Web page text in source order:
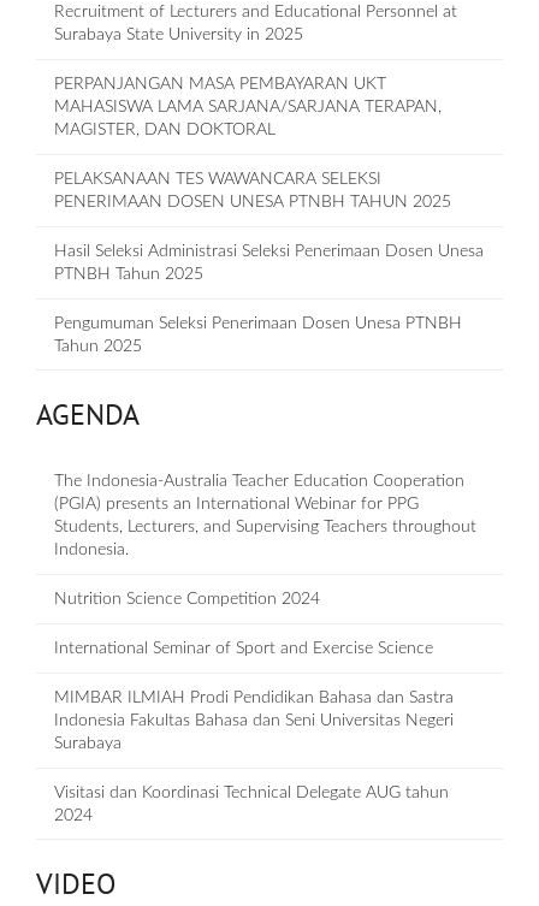
Recruitment of Lecturers and Educational Personnel at
Surabaya State University in 2025
PERPANJANGAN MASA PEMBAYARAN UKT
MAHASISWA LAMA SARJANA/SARJANA TERAPAN,
MAGISTER, DAN DOKTORAL
PELAKSANAAN TES WAWANCARA SELEKSI
PENERIMAAN DOSEN UNESA PTNBH TAHUN 2025
Hasil Seleksi Administrasi Seleksi Penerimaan Dosen Unesa
PTNBH Tahun 2025
Pengumuman Seleksi Penerimaan Dosen Unesa PTNBH
Tahun 2025
AGENDA
The Indonesia-Australia Teacher Education Cooperation
(PGIA) presents an International Webinar for PPG
Students, Lecturers, and Supervising Teachers throughout
Indonesia.
Nutrition Science Competition 2024
International Seminar of Sport and Exercise Science
MIMBAR ILMIAH Prodi Pendidikan Bahasa dan Sastra
Indonesia Fakultas Bahasa dan Seni Universitas Negeri
Surabaya
Visitasi dan Koordinasi Technical Delegate AUG tahun
2024
VIDEO